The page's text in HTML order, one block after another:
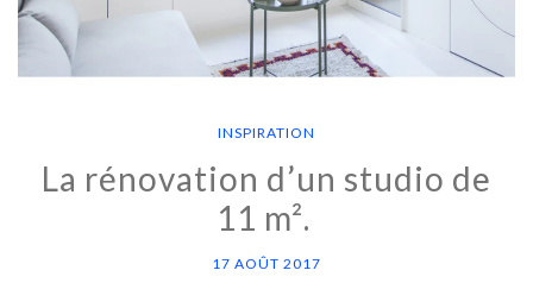
INSPIRATION
La rénovation d’un studio de
11 m².
17 AOÛT 2017